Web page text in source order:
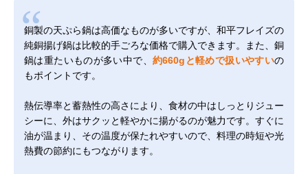
銅製の天ぷら鍋は高価なものが多いですが、和平フレイズの
純銅揚げ鍋は比較的手ごろな価格で購入できます。また、銅
鍋は重たいものが多い中で、 約660gと軽めで扱いやすいの
もポイントです。
熱伝導率と蓄熱性の高さにより、食材の中はしっとりジュー
シーに、外はサクッと軽やかに揚がるのが魅力です。すぐに
油が温まり、その温度が保たれやすいので、料理の時短や光
熱費の節約にもつながります。